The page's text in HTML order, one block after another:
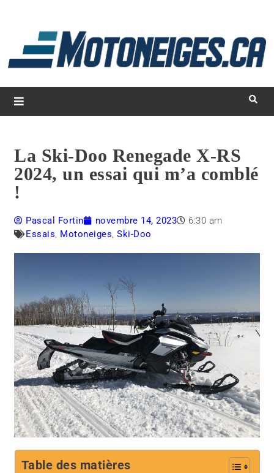
Magazine Motoneiges.ca
La Ski-Doo Renegade X-RS
2024, un essai qui m’a comblé
!
Pascal Fortin novembre 14, 2023
6:30 am
Essais, Motoneiges,Ski-Doo
Table des matières